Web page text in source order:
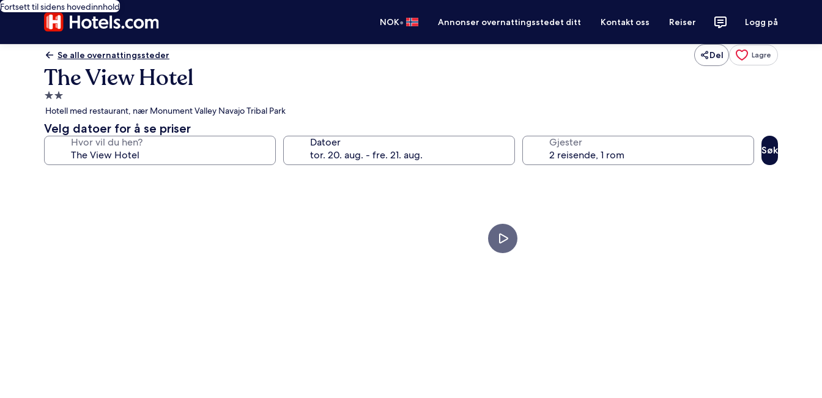
Fortsett til sidens hovedinnhold
NOK• Annonser overnattingsstedet ditt Kontakt oss Reiser Logg på
Se alle overnattingssteder Del Lagre
The View Hotel
Overnattingssted
med
2.0
stjerner
Hotell med restaurant, nær Monument Valley Navajo Tribal Park
Velg datoer for å se priser
Hvor vil du hen? Datoer Gjester
Søk